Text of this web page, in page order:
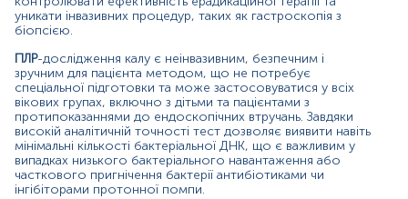
Позитивний результат ПЛР свідчить про наявність ДНК
колонізацію шлунково-кишкового тракту. Це підтримує
діагноз H. pylori-асоційованого гастриту або
виразкової хвороби та є підставою для призначення
ерадикаційної терапії.
Негативний результат ПЛР означає відсутність
виявленої ДНК H. pylori. Це може свідчити про
відсутність інфекції, успішну ерадикацію або
недостатню кількість бактеріального матеріалу для
уникати інвазивних процедур, таких як гастроскопія з
біопсією.
ПЛР-дослідження калу є неінвазивним, безпечним і
зручним для пацієнта методом, що не потребує
спеціальної підготовки та може застосовуватися у всіх
вікових групах, включно з дітьми та пацієнтами з
протипоказаннями до ендоскопічних втручань. Завдяки
високій аналітичній точності тест дозволяє виявити навіть
мінімальні кількості бактеріальної ДНК, що є важливим у
випадках низького бактеріального навантаження або
часткового пригнічення бактерії антибіотиками чи
інгібіторами протонної помпи.